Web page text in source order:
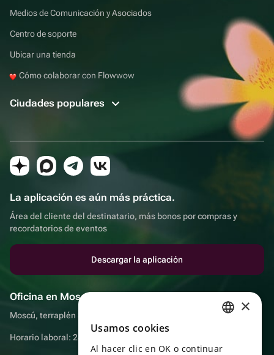
Medios de Comunicación y Asociados
Centro de soporte
Ubicar una tienda
Cómo colaborar con Flowwow
Ciudades populares
La aplicación es aún más práctica.
Área del cliente del destinatario, más bonos por compras y
recordatorios de eventos
Descargar la aplicación
Oficina en Moscú
Moscú, terraplén Sadovnicheskaya, 9, sala 2/3
Horario laboral: 24 horas
ENGLISH
×
Usamos cookies
Al hacer clic en OK o continuar